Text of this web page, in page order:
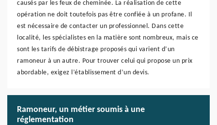
causés par les feux de cheminée. La réalisation de cette
opération ne doit toutefois pas être confiée à un profane. Il
est nécessaire de contacter un professionnel. Dans cette
localité, les spécialistes en la matière sont nombreux, mais ce
sont les tarifs de débistrage proposés qui varient d’un
ramoneur à un autre. Pour trouver celui qui propose un prix
abordable, exigez l’établissement d’un devis.
Ramoneur, un métier soumis à une
réglementation